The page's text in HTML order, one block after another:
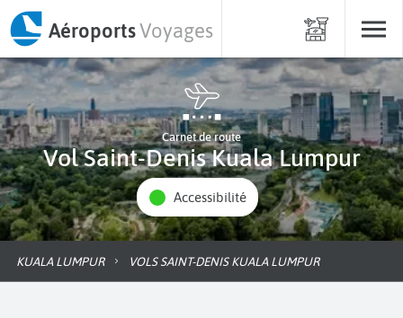
AéroportsVoyages
Carnet de route
Vol Saint-Denis Kuala Lumpur
Accessibilité
KUALA LUMPUR VOLS SAINT-DENIS KUALA LUMPUR